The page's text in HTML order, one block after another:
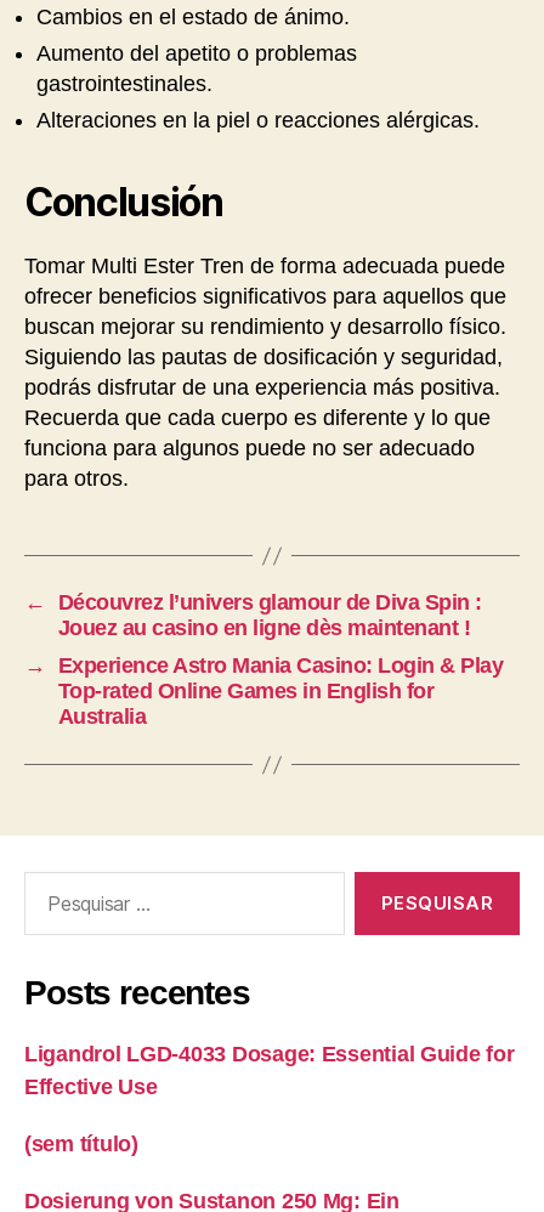
Cambios en el estado de ánimo.
Aumento del apetito o problemas
gastrointestinales.
Alteraciones en la piel o reacciones alérgicas.
Conclusión
Tomar Multi Ester Tren de forma adecuada puede
ofrecer beneficios significativos para aquellos que
buscan mejorar su rendimiento y desarrollo físico.
Siguiendo las pautas de dosificación y seguridad,
podrás disfrutar de una experiencia más positiva.
Recuerda que cada cuerpo es diferente y lo que
funciona para algunos puede no ser adecuado
para otros.
←
Découvrez l’univers glamour de Diva Spin :
Jouez au casino en ligne dès maintenant !
→
Experience Astro Mania Casino: Login & Play
Top-rated Online Games in English for
Australia
Posts recentes
Ligandrol LGD-4033 Dosage: Essential Guide for
Effective Use
(sem título)
Dosierung von Sustanon 250 Mg: Ein